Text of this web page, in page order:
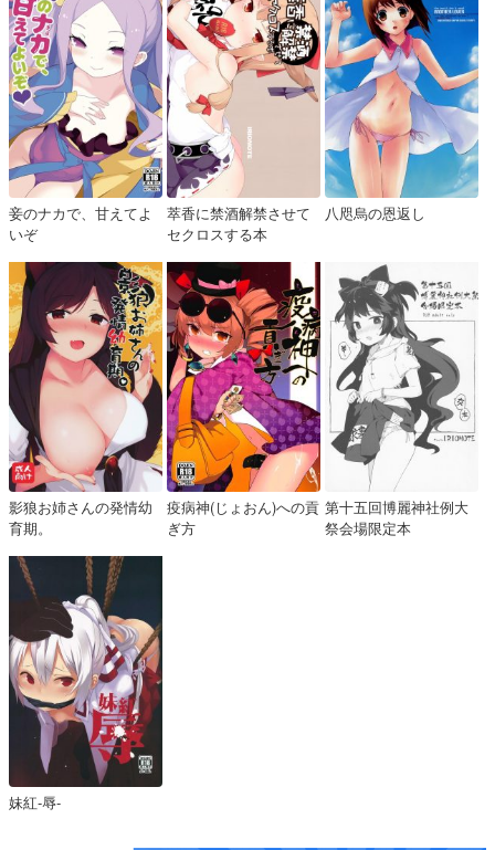
妾のナカで、甘えてよ
いぞ
萃香に禁酒解禁させて
セクロスする本
八咫烏の恩返し
影狼お姉さんの発情幼
育期。
疫病神(じょおん)への貢
ぎ方
第十五回博麗神社例大
祭会場限定本
妹紅-辱-